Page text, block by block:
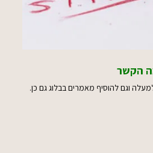
הקשר
וגם להוסיף מאמרים בבלוג גם כן.